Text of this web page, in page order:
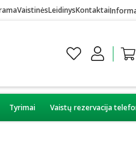
VaistinėsLeidinysKontaktai
Tyrimai Vaistų rezervacija